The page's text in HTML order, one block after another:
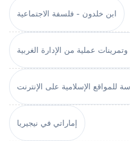
ابن خلدون - فلسفة الاجتماعية
عملية من الإدارة الغربية
للمواقع الإسلامية على الإنترنت
إماراتي في نيجيريا